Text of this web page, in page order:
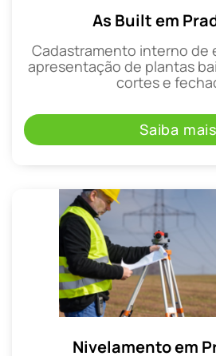
As Built em
Cadastramento interno de
apresentação de plantas
cortes e
Saiba mais
Nivelamento em